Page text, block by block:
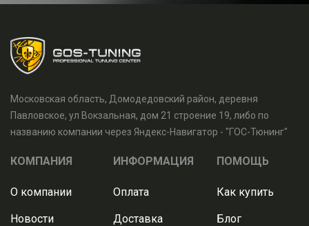
Московская область, Домодедовский район, деревня
Павловское, ул Вокзальная, дом 21 строение 19, либо по
названию компании через Яндекс-Навигатор - "ГОС-Тюнинг"
КОМПАНИЯ
О компании
Новости
ИНФОРМАЦИЯ
Оплата
Доставка
ПОМОЩЬ
Как купить
Блог